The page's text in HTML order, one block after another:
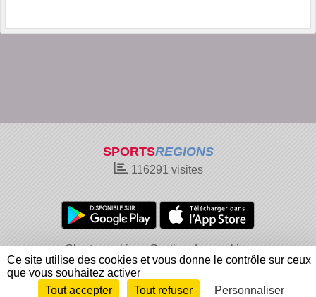
SPORTSREGIONS
116291 visites
Charte cookies
Gestion des cookies
Informations légales
Signaler un contenu inapproprié
Envie de participer ? Connexion
Ce site utilise des cookies et vous donne le contrôle sur ceux
que vous souhaitez activer
Tout accepter
Tout refuser Personnaliser